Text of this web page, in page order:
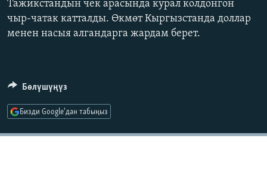
Тажикстандын чек арасында курал колдонгон
чыр-чатак катталды. Өкмөт Кыргызстанда доллар
менен насыя алгандарга жардам берет.
Бөлүшүңүз
Бизди Google'дан табыңыз